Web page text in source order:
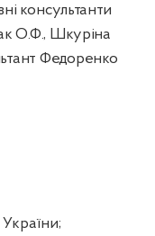
консультанти
О.Ф., Шкуріна
Федоренко